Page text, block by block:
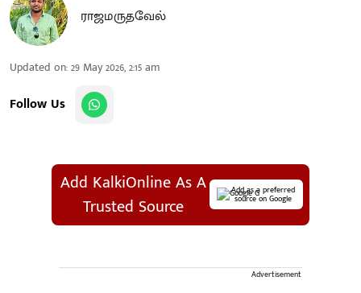
ராஜமருதவேல்
Updated on:29 May 2026, 2:15 am
Follow Us
Add KalkiOnline As A
Trusted Source
Add as a preferred
source on Google
Advertisement